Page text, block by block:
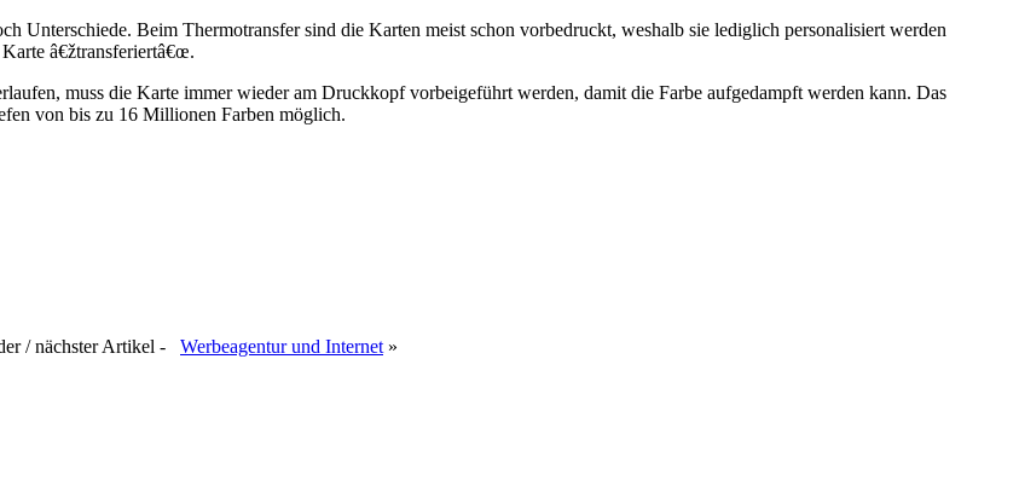
Unterschiede. Beim Thermotransfer sind die Karten meist schon vorbedruckt, weshalb sie lediglich personalisiert werden
â€žtransferiertâ€œ.
muss die Karte immer wieder am Druckkopf vorbeigeführt werden, damit die Farbe aufgedampft werden kann. Das
von bis zu 16 Millionen Farben möglich.
/ nächster Artikel - Werbeagentur und Internet »